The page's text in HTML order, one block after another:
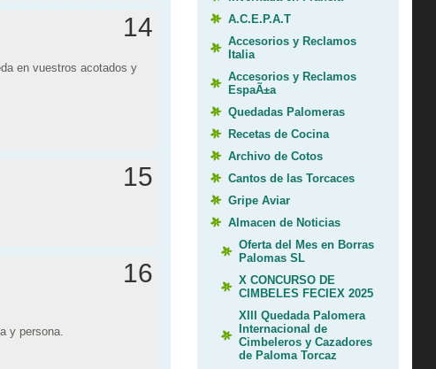
14
en vuestros acotados y
15
16
y persona.
A.C.E.P.A.T
Accesorios y Reclamos
Italia
Accesorios y Reclamos
EspaÃ±a
Quedadas Palomeras
Recetas de Cocina
Archivo de Cotos
Cantos de las Torcaces
Gripe Aviar
Almacen de Noticias
Oferta del Mes en Borras
Palomas SL
X CONCURSO DE
CIMBELES FECIEX 2025
XIII Quedada Palomera
Internacional de
Cimbeleros y Cazadores
de Paloma Torcaz